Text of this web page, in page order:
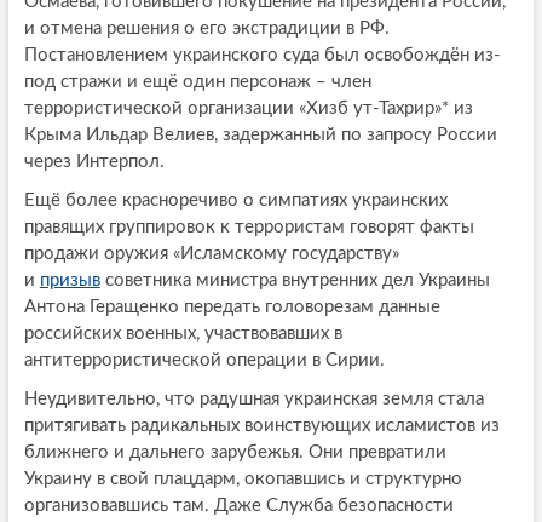
и отмена решения о его экстрадиции в РФ.
Постановлением украинского суда был освобождён из-
под стражи и ещё один персонаж – член
террористической организации «Хизб ут-Тахрир»* из
Крыма Ильдар Велиев, задержанный по запросу России
через Интерпол.
Ещё более красноречиво о симпатиях украинских
правящих группировок к террористам говорят факты
продажи оружия «Исламскому государству»
и призывсоветника министра внутренних дел Украины
Антона Геращенко передать головорезам данные
российских военных, участвовавших в
антитеррористической операции в Сирии.
Неудивительно, что радушная украинская земля стала
притягивать радикальных воинствующих исламистов из
ближнего и дальнего зарубежья. Они превратили
Украину в свой плацдарм, окопавшись и структурно
организовавшись там. Даже Служба безопасности